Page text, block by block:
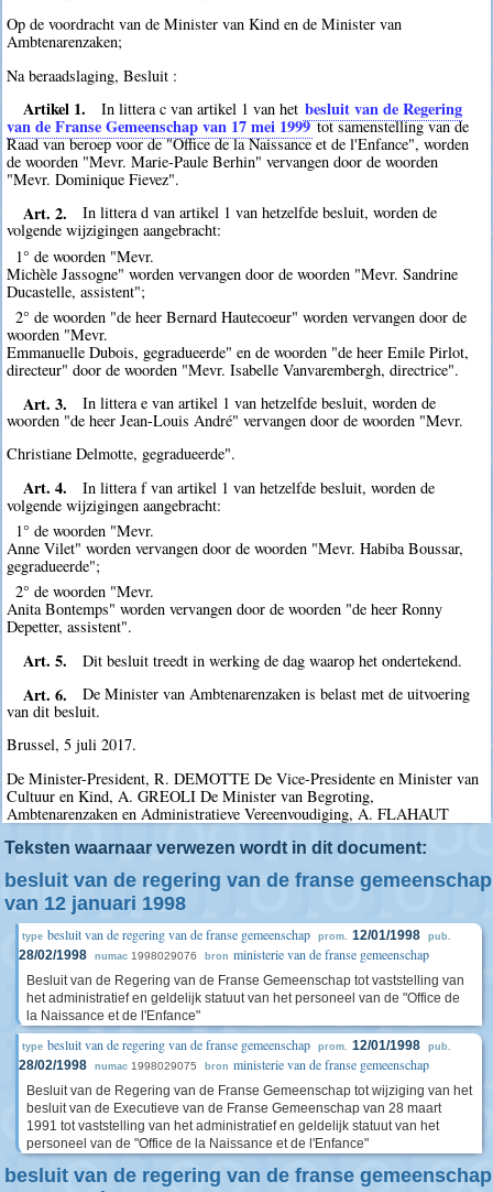
Op de voordracht van de Minister van Kind en de Minister van
Ambtenarenzaken;
Na beraadslaging, Besluit :
Artikel 1. In littera c van artikel 1 van het besluit van de Regering
van de Franse Gemeenschap van 17 mei 1999tot samenstelling van de
Raad van beroep voor de "Office de la Naissance et de l'Enfance", worden
de woorden "Mevr. Marie-Paule Berhin" vervangen door de woorden
"Mevr. Dominique Fievez".
Art. 2.
In littera d van artikel 1 van hetzelfde besluit, worden de
volgende wijzigingen aangebracht:
1° de woorden "Mevr.
Michèle Jassogne" worden vervangen door de woorden "Mevr. Sandrine
Ducastelle, assistent";
2° de woorden "de heer Bernard Hautecoeur" worden vervangen door de
woorden "Mevr.
Emmanuelle Dubois, gegradueerde" en de woorden "de heer Emile Pirlot,
directeur" door de woorden "Mevr. Isabelle Vanvarembergh, directrice".
Art. 3.
In littera e van artikel 1 van hetzelfde besluit, worden de
woorden "de heer Jean-Louis André" vervangen door de woorden "Mevr.
Christiane Delmotte, gegradueerde".
Art. 4.
In littera f van artikel 1 van hetzelfde besluit, worden de
volgende wijzigingen aangebracht:
1° de woorden "Mevr.
Anne Vilet" worden vervangen door de woorden "Mevr. Habiba Boussar,
gegradueerde";
2° de woorden "Mevr.
Anita Bontemps" worden vervangen door de woorden "de heer Ronny
Depetter, assistent".
Art. 5. Dit besluit treedt in werking de dag waarop het ondertekend.
Art. 6.
De Minister van Ambtenarenzaken is belast met de uitvoering
van dit besluit.
Brussel, 5 juli 2017.
De Minister-President, R. DEMOTTE De Vice-Presidente en Minister van
Cultuur en Kind, A. GREOLI De Minister van Begroting,
Ambtenarenzaken en Administratieve Vereenvoudiging, A. FLAHAUT
Teksten waarnaar verwezen wordt in dit document:
besluit van de regering van de franse gemeenschap
van 12 januari 1998
type besluit van de regering van de franse gemeenschap prom. 12/01/1998 pub.
28/02/1998 numac 1998029076 bron ministerie van de franse gemeenschap
Besluit van de Regering van de Franse Gemeenschap tot vaststelling van
het administratief en geldelijk statuut van het personeel van de "Office de
la Naissance et de l'Enfance"
type besluit van de regering van de franse gemeenschap prom. 12/01/1998 pub.
28/02/1998 numac 1998029075 bron ministerie van de franse gemeenschap
Besluit van de Regering van de Franse Gemeenschap tot wijziging van het
besluit van de Executieve van de Franse Gemeenschap van 28 maart
1991 tot vaststelling van het administratief en geldelijk statuut van het
personeel van de "Office de la Naissance et de l'Enfance"
besluit van de regering van de franse gemeenschap